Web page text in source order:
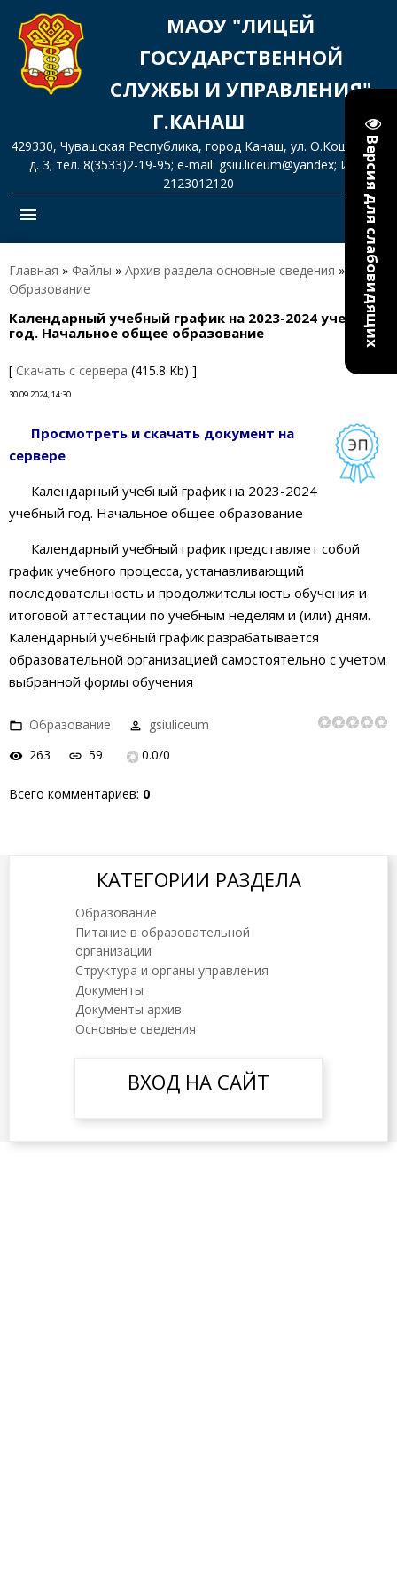
Версия для слабовидящих
МАОУ "ЛИЦЕЙ
ГОСУДАРСТВЕННОЙ
СЛУЖБЫ И УПРАВЛЕНИЯ"
Г.КАНАШ
429330, Чувашская Республика, город Канаш, ул. О.Кошевого,
д. 3; тел. 8(3533)2-19-95; e-mail: gsiu.liceum@yandex; ИНН
2123012120
menu
Главная » Файлы » Архив раздела основные сведения »
Образование
Календарный учебный график на 2023-2024 учебный
год. Начальное общее образование
[ Скачать с сервера (415.8 Kb) ]
30.09.2024, 14:30
Просмотреть и скачать документ на
сервере
Календарный учебный график на 2023-2024
учебный год. Начальное общее образование
Календарный учебный график представляет собой
график учебного процесса, устанавливающий
последовательность и продолжительность обучения и
итоговой аттестации по учебным неделям и (или) дням.
Календарный учебный график разрабатывается
образовательной организацией самостоятельно с учетом
выбранной формы обучения
Образование
gsiuliceum
263
59 0.0/0
Всего комментариев: 0
КАТЕГОРИИ РАЗДЕЛА
Образование
Питание в образовательной
организации
Структура и органы управления
Документы
Документы архив
Основные сведения
ВХОД НА САЙТ